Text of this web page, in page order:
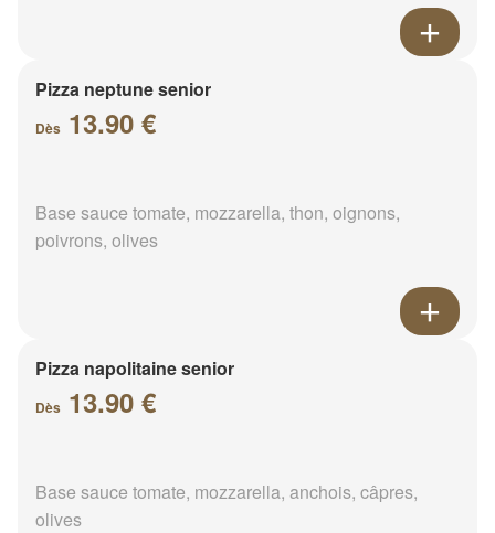
Pizza neptune senior
Dès 13.90 €
Base sauce tomate, mozzarella, thon, oignons,
poivrons, olives
Pizza napolitaine senior
Dès 13.90 €
Base sauce tomate, mozzarella, anchois, câpres,
olives